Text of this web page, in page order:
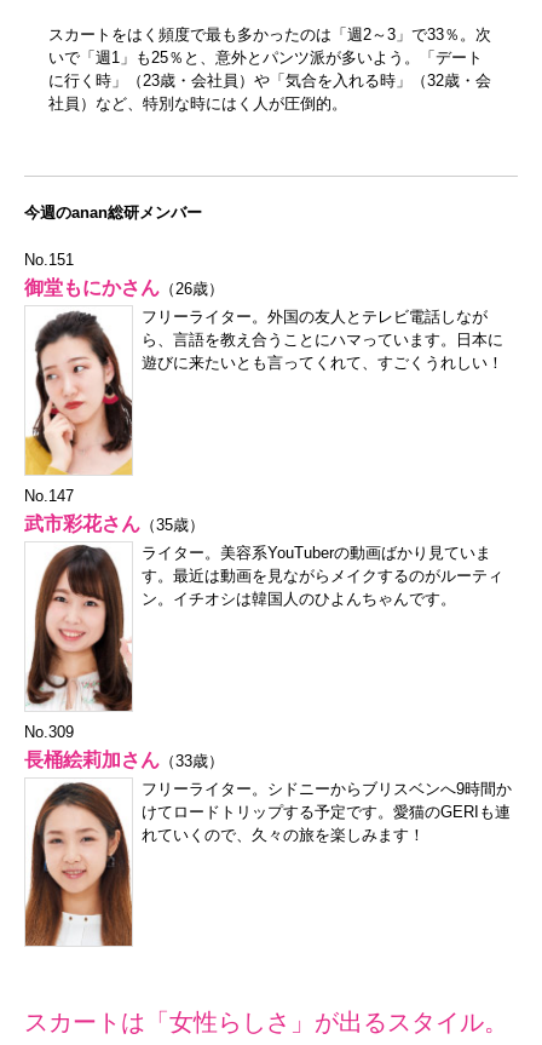
スカートをはく頻度で最も多かったのは「週2～3」で33％。次
いで「週1」も25％と、意外とパンツ派が多いよう。「デート
に行く時」（23歳・会社員）や「気合を入れる時」（32歳・会
社員）など、特別な時にはく人が圧倒的。
今週のanan総研メンバー
No.151
御堂もにかさん （26歳）
フリーライター。外国の友人とテレビ電話しなが
ら、言語を教え合うことにハマっています。日本に
遊びに来たいとも言ってくれて、すごくうれしい！
No.147
武市彩花さん （35歳）
ライター。美容系YouTuberの動画ばかり見ていま
す。最近は動画を見ながらメイクするのがルーティ
ン。イチオシは韓国人のひよんちゃんです。
No.309
長桶絵莉加さん （33歳）
フリーライター。シドニーからブリスベンへ9時間か
けてロードトリップする予定です。愛猫のGERIも連
れていくので、久々の旅を楽しみます！
スカートは「女性らしさ」が出るスタイル。